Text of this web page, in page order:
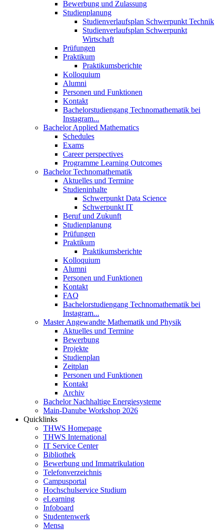
Bewerbung und Zulassung
Studienplanung
Studienverlaufsplan Schwerpunkt Technik
Studienverlaufsplan Schwerpunkt
Wirtschaft
Prüfungen
Praktikum
Praktikumsberichte
Kolloquium
Alumni
Personen und Funktionen
Kontakt
Bachelorstudiengang Technomathematik bei
Instagram...
Bachelor Applied Mathematics
Schedules
Exams
Career perspectives
Programme Learning Outcomes
Bachelor Technomathematik
Aktuelles und Termine
Studieninhalte
Schwerpunkt Data Science
Schwerpunkt IT
Beruf und Zukunft
Studienplanung
Prüfungen
Praktikum
Praktikumsberichte
Kolloquium
Alumni
Personen und Funktionen
Kontakt
FAQ
Bachelorstudiengang Technomathematik bei
Instagram...
Master Angewandte Mathematik und Physik
Aktuelles und Termine
Bewerbung
Projekte
Studienplan
Zeitplan
Personen und Funktionen
Kontakt
Archiv
Bachelor Nachhaltige Energiesysteme
Main-Danube Workshop 2026
Quicklinks
THWS Homepage
THWS International
IT Service Center
Bibliothek
Bewerbung und Immatrikulation
Telefonverzeichnis
Campusportal
Hochschulservice Studium
eLearning
Infoboard
Studentenwerk
Mensa